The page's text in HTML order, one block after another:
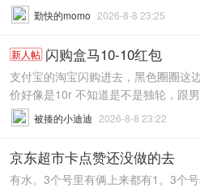
勤快的momo 2026-8-8 23:25
新人帖 闪购盒马10-10红包
支付宝的淘宝闪购进去，黑色圈圈这
价好像是10r 不知道是不是独轮，跟
被揍的小迪迪 2026-8-8 23:22
京东超市卡点赞还没做的去
有水。3个号里有俩上来都有1。3个